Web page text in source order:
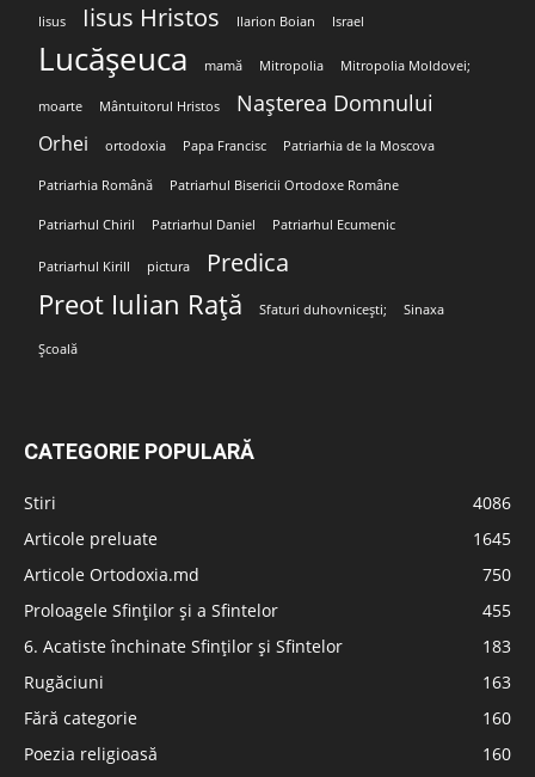
Iisus Iisus Hristos Ilarion Boian Israel
Lucășeuca mamă Mitropolia Mitropolia Moldovei;
moarte Mântuitorul Hristos Nașterea Domnului
Orhei ortodoxia Papa Francisc Patriarhia de la Moscova
Patriarhia Română Patriarhul Bisericii Ortodoxe Române
Patriarhul Chiril Patriarhul Daniel Patriarhul Ecumenic
Patriarhul Kirill pictura Predica
Preot Iulian Rață Sfaturi duhovnicești; Sinaxa
Școală
CATEGORIE POPULARĂ
Stiri
4086
Articole preluate
1645
Articole Ortodoxia.md
750
Proloagele Sfinților și a Sfintelor
455
6. Acatiste închinate Sfinților și Sfintelor
183
Rugăciuni
163
Fără categorie
160
Poezia religioasă
160